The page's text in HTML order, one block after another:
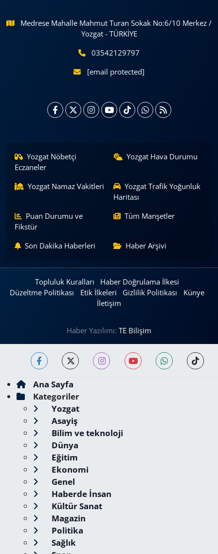
Medrese Mahalle Mahmut Turan Sokak No:6/10 Merkez /
Yozgat - TÜRKİYE
03542129797
[email protected]
Yozgat Nöbetçi
Eczaneler
Yozgat Hava Durumu
Yozgat Namaz Vakitleri
Yozgat Trafik Yoğunluk
Haritası
Puan Durumu ve
Fikstür
Tüm Manşetler
Son Dakika Haberleri Haber Arşivi
Topluluk Kuralları
Haber Doğrulama İlkesi
Düzeltme Politikası
Etik İlkeleri Gizlilik Politikası
Künye
İletişim
Haber Yazılımı: TE Bilişim
Ana Sayfa
Kategoriler
Yozgat
Asayiş
Bilim ve teknoloji
Dünya
Eğitim
Ekonomi
Genel
Haberde İnsan
Kültür Sanat
Magazin
Politika
Sağlık